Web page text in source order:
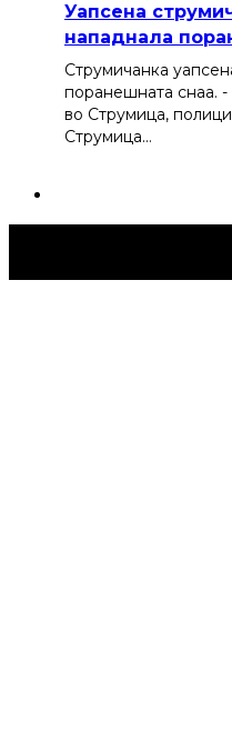
Уапсена
нападнала
Струмичанка
поранешната снаа.
во Струмица,
Струмица…